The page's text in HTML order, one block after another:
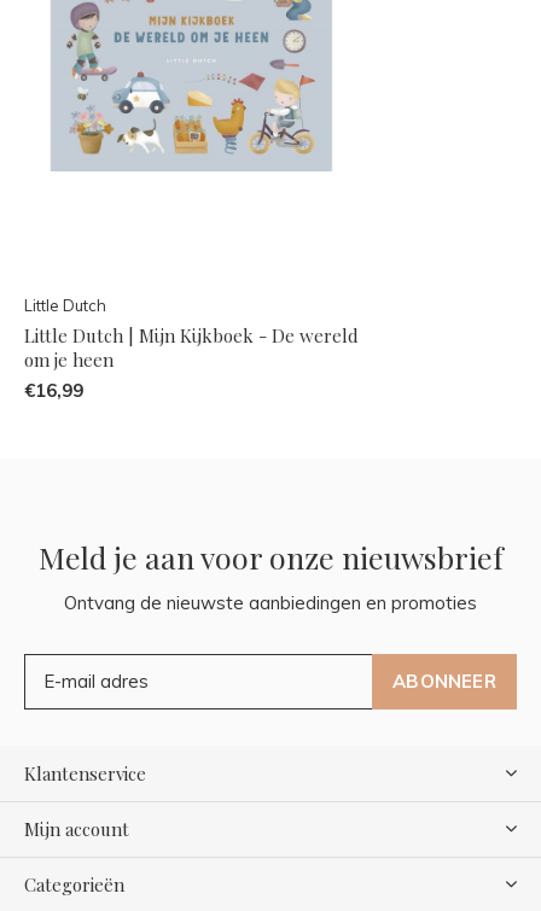
Little Dutch
Little Dutch | Mijn Kijkboek - De wereld
om je heen
€16,99
Meld je aan voor onze nieuwsbrief
Ontvang de nieuwste aanbiedingen en promoties
ABONNEER
Klantenservice
Mijn account
Categorieën